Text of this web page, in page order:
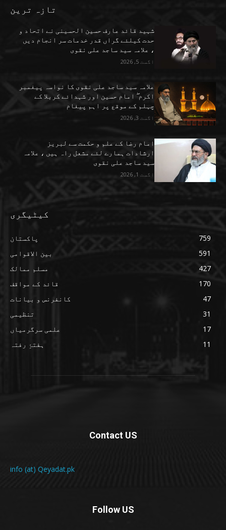
تازہ ترین
شہید قائد عارف حسین الحسینی نے اتحاد و
حدت کیلئے گراں قدر خدمات سر انجام دیں
، علامہ سید ساجد علی نقوی
اگست 5, 2026
علامہ سید ساجد علی نقوی کا نواسہ پیغمبر
اکرم ۖ امام حسین اور شہدائے کربلا کے
چہلم کے موقع پر اہم پیغام
اگست 3, 2026
امام رضا کے علم و حکمت سے لبریز
ارشادات ہمارے لئے مشعل راہ ہیں ، علامہ
سید ساجد علی نقوی
اگست 1, 2026
کیٹیگری
پاکستان
759
بین الاقوامی
591
مسلم ممالک
427
قائد کے مواقف
170
کانفرنس و بیانات
47
تنظیمی
31
علمی سرگرمیاں
17
ہفتۂِ رفتہ
11
Contact US
info (at) Qeyadat.pk
Follow US